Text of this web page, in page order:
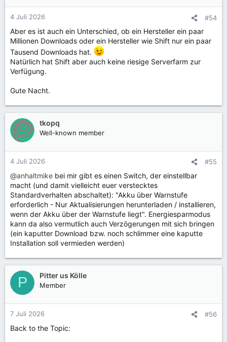
o
n
n
:
4 Juli 2026 #54
Aber es ist auch ein Unterschied, ob ein Hersteller ein paar
Millionen Downloads oder ein Hersteller wie Shift nur ein paar
Tausend Downloads hat.
Natürlich hat Shift aber auch keine riesige Serverfarm zur
Verfügung.
Gute Nacht.
tkopq
Well-known member
4 Juli 2026 #55
@anhaltmike bei mir gibt es einen Switch, der einstellbar
macht (und damit vielleicht euer verstecktes
Standardverhalten abschaltet): "Akku über Warnstufe
erforderlich - Nur Aktualisierungen herunterladen / installieren,
wenn der Akku über der Warnstufe liegt". Energiesparmodus
kann da also vermutlich auch Verzögerungen mit sich bringen
(ein kaputter Download bzw. noch schlimmer eine kaputte
Installation soll vermieden werden)
P Pitter us Kölle
Member
7 Juli 2026 #56
Back to the Topic: